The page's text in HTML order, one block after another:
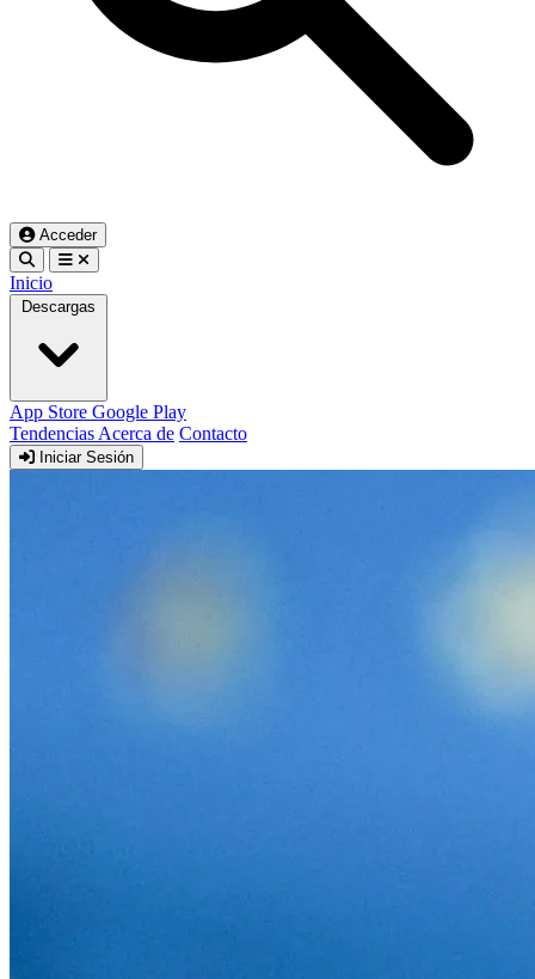
Acceder
Inicio
Descargas
App Store Google Play
Tendencias Acerca de Contacto
Iniciar Sesión